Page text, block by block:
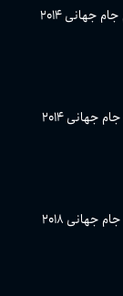
جهانی ۲۰۱۴
جهانی ۲۰۱۴
جهانی ۲۰۱۸